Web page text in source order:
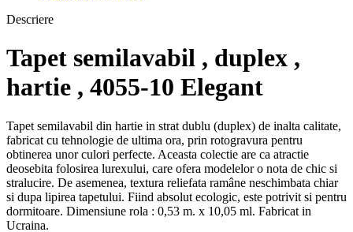
Descriere
Tapet semilavabil , duplex ,
hartie , 4055-10 Elegant
Tapet semilavabil din hartie in strat dublu (duplex) de inalta calitate,
fabricat cu tehnologie de ultima ora, prin rotogravura pentru
obtinerea unor culori perfecte. Aceasta colectie are ca atractie
deosebita folosirea lurexului, care ofera modelelor o nota de chic si
stralucire. De asemenea, textura reliefata ramâne neschimbata chiar
si dupa lipirea tapetului. Fiind absolut ecologic, este potrivit si pentru
dormitoare. Dimensiune rola : 0,53 m. x 10,05 ml. Fabricat in
Ucraina.